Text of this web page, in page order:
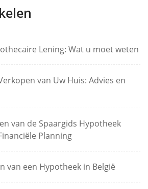
Lening: Wat u moet weten
van Uw Huis: Advies en
van de Spaargids Hypotheek
Planning
van een Hypotheek in België